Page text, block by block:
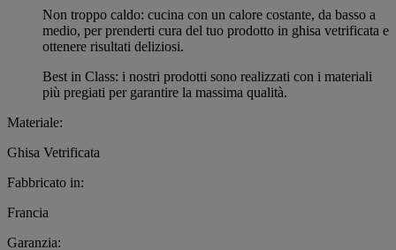
Non troppo caldo: cucina con un calore costante, da basso a
medio, per prenderti cura del tuo prodotto in ghisa vetrificata e
ottenere risultati deliziosi.
Best in Class: i nostri prodotti sono realizzati con i materiali
più pregiati per garantire la massima qualità.
Materiale:
Ghisa Vetrificata
Fabbricato in:
Francia
Garanzia: